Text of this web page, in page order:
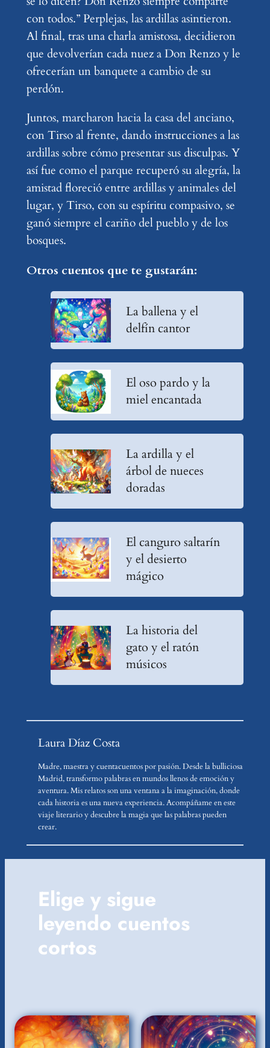
con todos.” Perplejas, las ardillas asintieron.
Al final, tras una charla amistosa, decidieron
que devolverían cada nuez a Don Renzo y le
ofrecerían un banquete a cambio de su
perdón.
Juntos, marcharon hacia la casa del anciano,
con Tirso al frente, dando instrucciones a las
ardillas sobre cómo presentar sus disculpas. Y
así fue como el parque recuperó su alegría, la
amistad floreció entre ardillas y animales del
lugar, y Tirso, con su espíritu compasivo, se
ganó siempre el cariño del pueblo y de los
bosques.
Otros cuentos que te gustarán:
La ballena y el
delfín cantor
El oso pardo y la
miel encantada
La ardilla y el
árbol de nueces
doradas
El canguro saltarín
y el desierto
mágico
La historia del
gato y el ratón
músicos
Laura Díaz Costa
Madre, maestra y cuentacuentos por pasión. Desde la bulliciosa
Madrid, transformo palabras en mundos llenos de emoción y
aventura. Mis relatos son una ventana a la imaginación, donde
cada historia es una nueva experiencia. Acompáñame en este
viaje literario y descubre la magia que las palabras pueden
crear.
Elige y sigue
leyendo cuentos
cortos